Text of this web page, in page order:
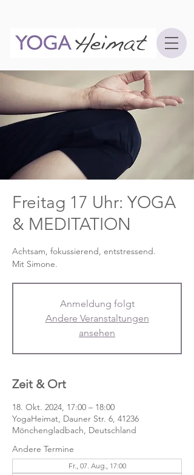
Freitag 17 Uhr: YOGA
& MEDITATION
Achtsam, fokussierend, entstressend.
Mit Simone.
Anmeldung folgt
Andere Veranstaltungen
ansehen
Zeit & Ort
18. Okt. 2024, 17:00 – 18:00
YogaHeimat, Dauner Str. 6, 41236
Mönchengladbach, Deutschland
Andere Termine
Fr., 07. Aug., 17:00